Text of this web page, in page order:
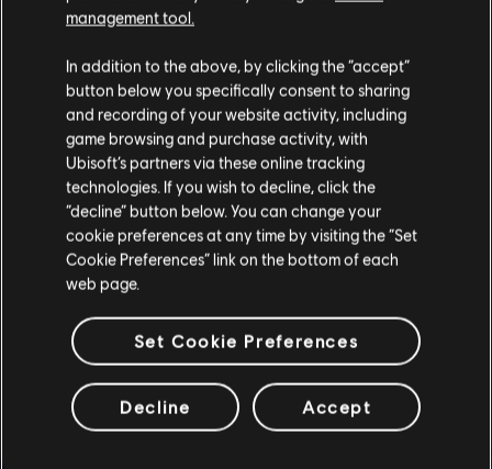
management tool.
In addition to the above, by clicking the “accept”
button below you specifically consent to sharing
and recording of your website activity, including
game browsing and purchase activity, with
Ubisoft’s partners via these online tracking
technologies. If you wish to decline, click the
“decline” button below. You can change your
cookie preferences at any time by visiting the “Set
Cookie Preferences” link on the bottom of each
web page.
Set Cookie Preferences
Decline Accept